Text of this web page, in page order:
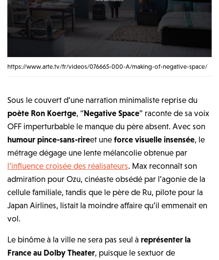
https://www.arte.tv/fr/videos/076665-000-A/making-of-negative-space/
Sous le couvert d’une narration minimaliste reprise du
poète Ron Koertge, “Negative Space” raconte de sa voix
OFF imperturbable le manque du père absent. Avec son
humour pince-sans-rireet uneforce visuelle insensée, le
métrage dégage une lente mélancolie obtenue par
l’influence croisée des réalisateurs. Max reconnaît son
admiration pour Ozu, cinéaste obsédé par l’agonie de la
cellule familiale, tandis que le père de Ru, pilote pour la
Japan Airlines, listait la moindre affaire qu’il emmenait en
vol.
Le binôme à la ville ne sera pas seul à représenter la
France au Dolby Theater, puisque le sextuor de